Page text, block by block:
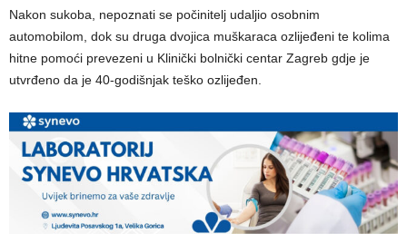
Nakon sukoba, nepoznati se počinitelj udaljio osobnim
automobilom, dok su druga dvojica muškaraca ozlijeđeni te kolima
hitne pomoći prevezeni u Klinički bolnički centar Zagreb gdje je
utvrđeno da je 40-godišnjak teško ozlijeđen.